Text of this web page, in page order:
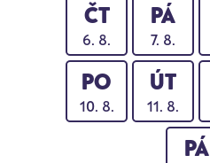
ČT
6. 8.
PÁ
7. 8.
PO
10. 8.
ÚT
11. 8.
PÁ